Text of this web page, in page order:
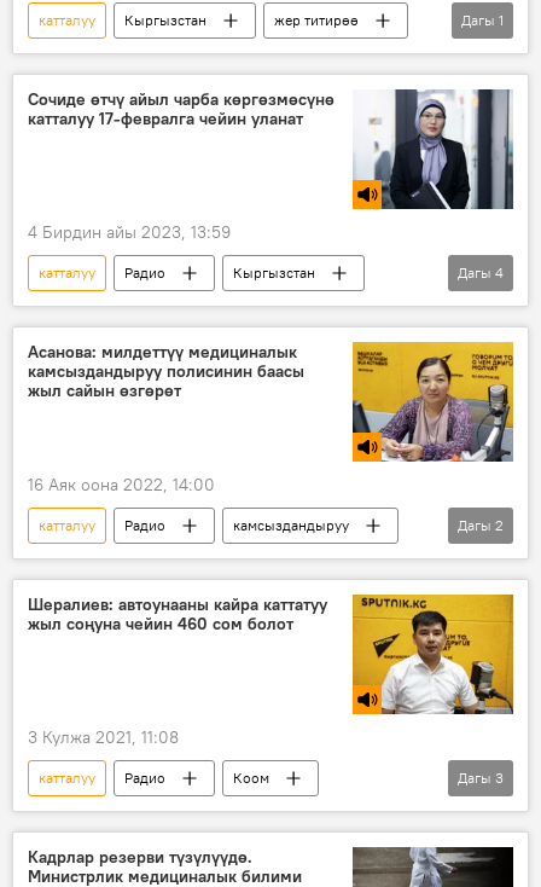
катталуу Кыргызстан
жер титирөө
Алай району
Дагы 1
Сочиде өтчү айыл чарба көргөзмөсүнө
катталуу 17-февралга чейин уланат
4 Бирдин айы 2023, 13:59
катталуу Радио
Кыргызстан
Сочи
айыл чарба
көргөзмө
Дагы 4
Асанова: милдеттүү медициналык
камсыздандыруу полисинин баасы
жыл сайын өзгөрөт
16 Аяк оона 2022, 14:00
катталуу Радио
камсыздандыруу
сатып алуу
Жылдыз Асанова
Дагы 2
Шералиев: автоунааны кайра каттатуу
жыл соңуна чейин 460 сом болот
3 Кулжа 2021, 11:08
катталуу Радио
Коом
Кыргызстан
автоунаа кампания
Дагы 3
Кадрлар резерви түзүлүүдө.
Министрлик медициналык билими